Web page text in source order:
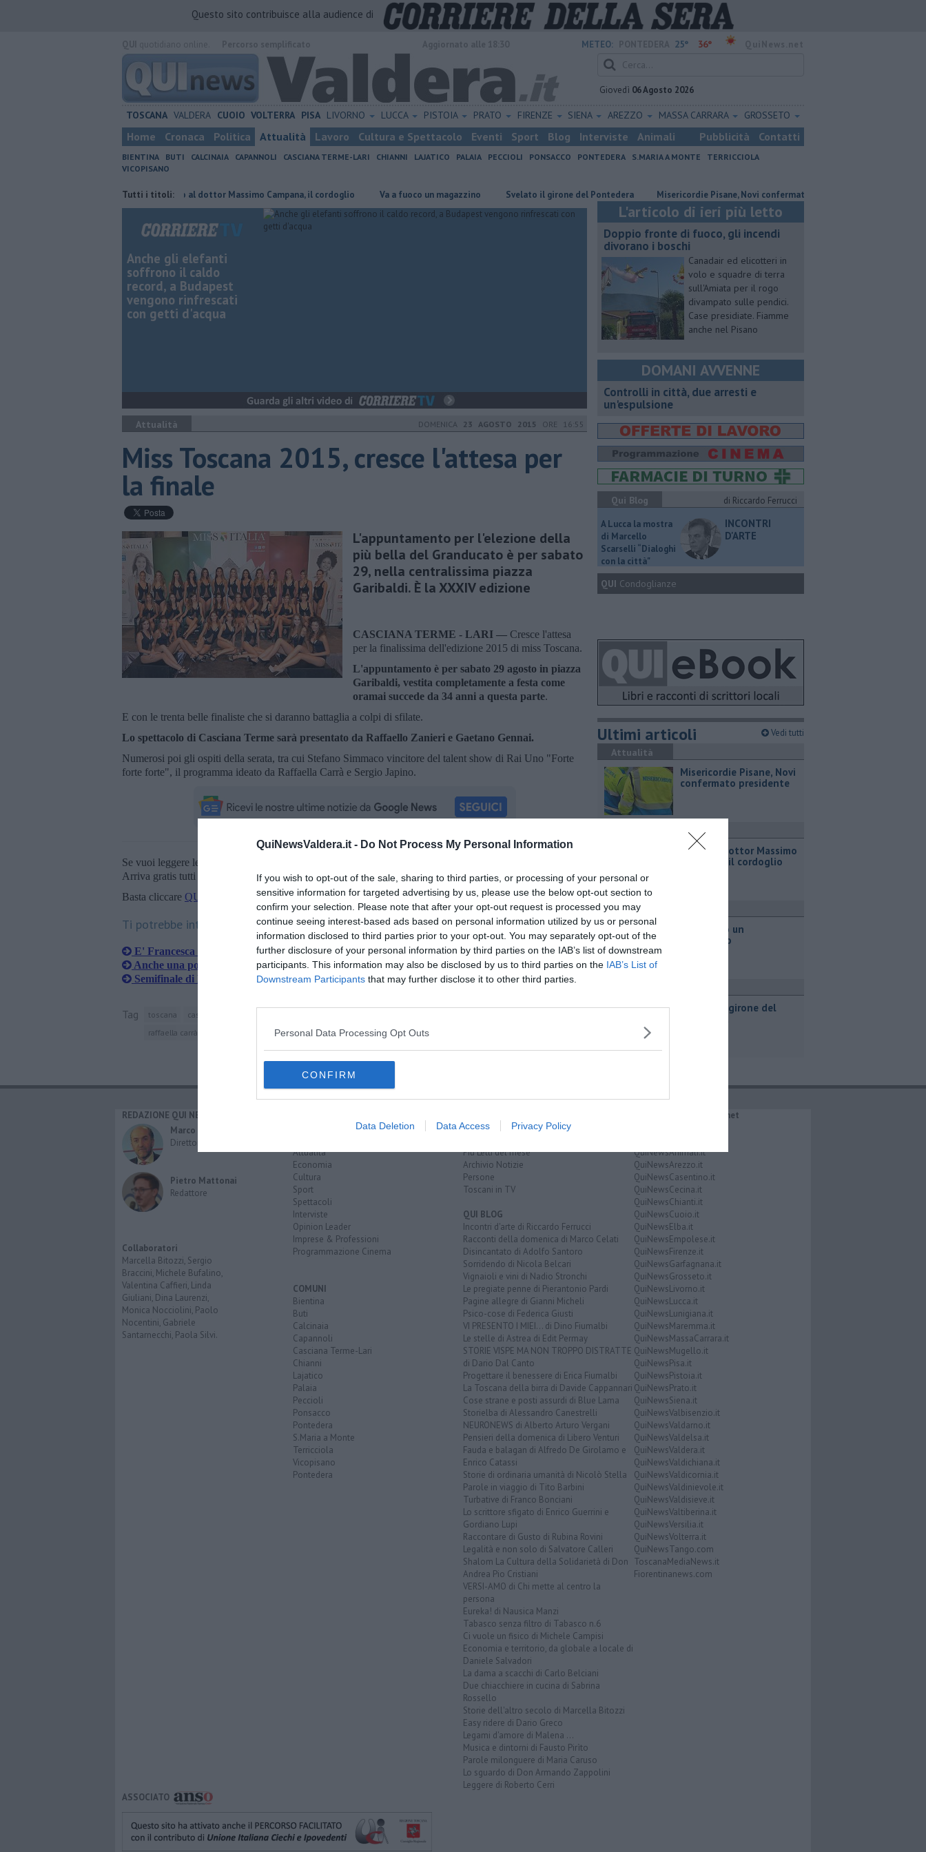
QuiNewsValdera.it - Do Not Process My Personal Information
If you wish to opt-out of the sale, sharing to third parties, or processing of your personal or
sensitive information for targeted advertising by us, please use the below opt-out section to
confirm your selection. Please note that after your opt-out request is processed you may
continue seeing interest-based ads based on personal information utilized by us or personal
information disclosed to third parties prior to your opt-out. You may separately opt-out of the
further disclosure of your personal information by third parties on the IAB’s list of downstream
participants. This information may also be disclosed by us to third parties on the IAB’s List of
Downstream Participants that may further disclose it to other third parties.
Personal Data Processing Opt Outs
CONFIRM
Data Deletion Data Access Privacy Policy
Questo sito contribuisce alla audience di
METEO: 25° 36°
Giovedì 06 Agosto 2026
TOSCANA VALDERA CUOIO VOLTERRA PISA LIVORNO LUCCA PISTOIA PRATO FIRENZE SIENA AREZZO MASSA CARRARA GROSSETO
Home Cronaca Politica Attualità Lavoro Cultura e Spettacolo Eventi Sport Blog Interviste Animali Pubblicità Contatti
BIENTINA BUTI CALCINAIA CAPANNOLI CASCIANA TERME-LARI CHIANNI LAJATICO PALAIA PECCIOLI PONSACCO PONTEDERA S.MARIA A MONTE
TERRICCIOLA
VICOPISANO
Tutti i titoli:
Addio al dottor Massimo Campana, il cordoglio Va a fuoco un magazzino Svelato il girone del Pontedera Misericordie Pisane, Novi confermato presidente
Anche gli elefanti
soffrono il caldo
record, a Budapest
vengono rinfrescati
con getti d'acqua
Attualità DOMENICA 23 AGOSTO 2015 ORE 16:55
Miss Toscana 2015, cresce l'attesa per
la finale
L'appuntamento per l'elezione della
più bella del Granducato è per sabato
29, nella centralissima piazza
Garibaldi. È la XXXIV edizione
CASCIANA TERME - LARI — Cresce l'attesa
per la finalissima dell'edizione 2015 di miss Toscana.
L'appuntamento è per sabato 29 agosto in piazza
Garibaldi, vestita completamente a festa come
oramai succede da 34 anni a questa parte.
E con le trenta belle finaliste che si daranno battaglia a colpi di sfilate.
Lo spettacolo di Casciana Terme sarà presentato da Raffaello Zanieri e Gaetano Gennai.
Numerosi poi gli ospiti della serata, tra cui Stefano Simmaco vincitore del talent show di Rai Uno "Forte
forte forte", il programma ideato da Raffaella Carrà e Sergio Japino.
Se vuoi leggere le notizie principali della Toscana iscriviti alla
Arriva gratis tutti i giorni alle 20:00 direttamente nella tua casella di posta.
Basta cliccare QUI
Ti potrebbe interessare anche:
E' Francesca la più elegante della Toscana
Anche una pontederese in finale a Miss Mondo
Semifinale di Miss Toscana, vince Francesca Busti
Tag toscana casciana terme lari
raffaella carrà
L'articolo di ieri più letto
Doppio fronte di fuoco, gli incendi
divorano i boschi
Canadair ed elicotteri in
volo e squadre di terra
sull'Amiata per il rogo
divampato sulle pendici.
Case presidiate. Fiamme
anche nel Pisano
DOMANI AVVENNE
Controlli in città, due arresti e
un'espulsione
Qui Blog
di Riccardo Ferrucci
A Lucca la mostra
di Marcello
Scarselli “Dialoghi
con la città"
INCONTRI
D'ARTE
QUI Condoglianze
Ultimi articoli Vedi tutti
Attualità
Misericordie Pisane, Novi
confermato presidente
Addio al dottor Massimo
Campana, il cordoglio
Attualità
Va a fuoco un
magazzino
Svelato il girone del
REDAZIONE QUI NEWS
Marco Migli
Direttore Responsabile
Pietro Mattonai
Redattore
Collaboratori
Marcella Bitozzi, Sergio
Braccini, Michele Bufalino,
Valentina Caffieri, Linda
Giuliani, Dina Laurenzi,
Monica Nocciolini, Paolo
Nocentini, Gabriele
Santarnecchi, Paola Silvi.
Attualità
Economia
Cultura
Sport
Spettacoli
Interviste
Opinion Leader
Imprese & Professioni
Programmazione Cinema
COMUNI
Bientina
Buti
Calcinaia
Capannoli
Casciana Terme-Lari
Chianni
Lajatico
Palaia
Peccioli
Ponsacco
Pontedera
S.Maria a Monte
Terricciola
Vicopisano
Pontedera
Le notizie di oggi
Più Letti del mese
Archivio Notizie
Persone
Toscani in TV
QUI BLOG
Incontri d'arte di Riccardo Ferrucci
Racconti della domenica di Marco Celati
Disincantato di Adolfo Santoro
Sorridendo di Nicola Belcari
Vignaioli e vini di Nadio Stronchi
Le pregiate penne di Pierantonio Pardi
Pagine allegre di Gianni Micheli
Psico-cose di Federica Giusti
VI PRESENTO I MIEI... di Dino Fiumalbi
Le stelle di Astrea di Edit Permay
STORIE VISPE MA NON TROPPO DISTRATTE
di Dario Dal Canto
Progettare il benessere di Erica Fiumalbi
La Toscana della birra di Davide Cappannari
Cose strane e posti assurdi di Blue Lama
Storielba di Alessandro Canestrelli
NEURONEWS di Alberto Arturo Vergani
Pensieri della domenica di Libero Venturi
Fauda e balagan di Alfredo De Girolamo e
Enrico Catassi
Storie di ordinaria umanità di Nicolò Stella
Parole in viaggio di Tito Barbini
Turbative di Franco Bonciani
Lo scrittore sfigato di Enrico Guerrini e
Gordiano Lupi
Raccontare di Gusto di Rubina Rovini
Legalità e non solo di Salvatore Calleri
Shalom La Cultura della Solidarietà di Don
Andrea Pio Cristiani
VERSI-AMO di Chi mette al centro la
persona
Eureka! di Nausica Manzi
Tabasco senza filtro di Tabasco n.6
Ci vuole un fisico di Michele Campisi
Economia e territorio, da globale a locale di
Daniele Salvadori
La dama a scacchi di Carlo Belciani
Due chiacchiere in cucina di Sabrina
Rossello
Storie dell'altro secolo di Marcella Bitozzi
Easy ridere di Dario Greco
Legami d'amore di Malena ...
Musica e dintorni di Fausto Pirìto
Parole milonguere di Maria Caruso
Lo sguardo di Don Armando Zappolini
Leggere di Roberto Cerri
IL NETWORK QuiNews.net
QuiNewsAnimali.it
QuiNewsArezzo.it
QuiNewsCasentino.it
QuiNewsCecina.it
QuiNewsChianti.it
QuiNewsCuoio.it
QuiNewsElba.it
QuiNewsEmpolese.it
QuiNewsFirenze.it
QuiNewsGarfagnana.it
QuiNewsGrosseto.it
QuiNewsLivorno.it
QuiNewsLucca.it
QuiNewsLunigiana.it
QuiNewsMaremma.it
QuiNewsMassaCarrara.it
QuiNewsMugello.it
QuiNewsPisa.it
QuiNewsPistoia.it
QuiNewsPrato.it
QuiNewsSiena.it
QuiNewsValbisenzio.it
QuiNewsValdarno.it
QuiNewsValdelsa.it
QuiNewsValdera.it
QuiNewsValdichiana.it
QuiNewsValdicornia.it
QuiNewsValdinievole.it
QuiNewsValdisieve.it
QuiNewsValtiberina.it
QuiNewsVersilia.it
QuiNewsVolterra.it
QuiNewsTango.com
ToscanaMediaNews.it
Fiorentinanews.com
ASSOCIATO